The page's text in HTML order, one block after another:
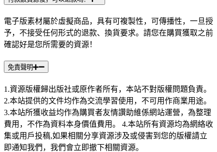
電子版素材屬於虛擬商品，具有可複製性，可傳播性，一旦授
予，不接受任何形式的退款、換貨要求。請您在購買獲取之前
確認好是您所需要的資源！
免責聲明
1.資源版權歸出版社或原作者所有，本站不對版權問題負責。
2.本站提供的文件均作為交流學習使用，不可用作商業用途。
3.本站所獲收益均作為購買者友情讚助維係網站運營，為整理
費用，不作為資料本身價值費用。 4.本站所有資源均為網絡收
集或用戶投稿,如果相關分享資源涉及或侵害到您的版權請立
即通知我們，我們會立即撤下相關資源。